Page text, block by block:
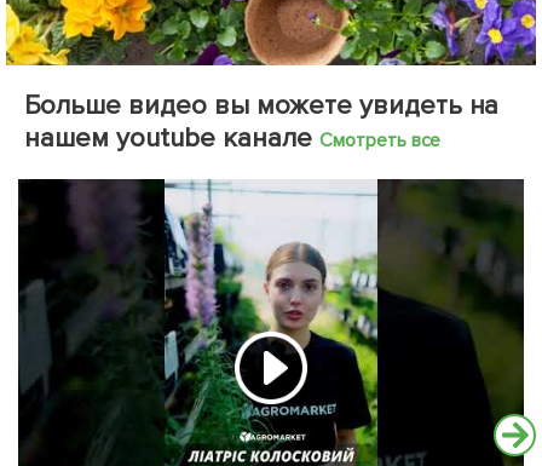
Больше видео вы можете увидеть на
нашем youtube канале Смотреть все